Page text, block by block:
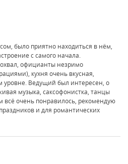
было приятно находиться в нём,
с самого начала.
официанты незримо
кухня очень вкусная,
уровне. Ведущий был интересен, о
музыка, саксофонистка, танцы
всё очень понравилось, рекомендую
и для романтических